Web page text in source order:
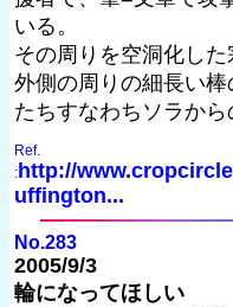
いる。
その周りを空洞化した
外側の周りの細長い棒
たちすなわちソラから
Ref.
: http://
uffington...
No.283
2005/9/3
輪になってほしい